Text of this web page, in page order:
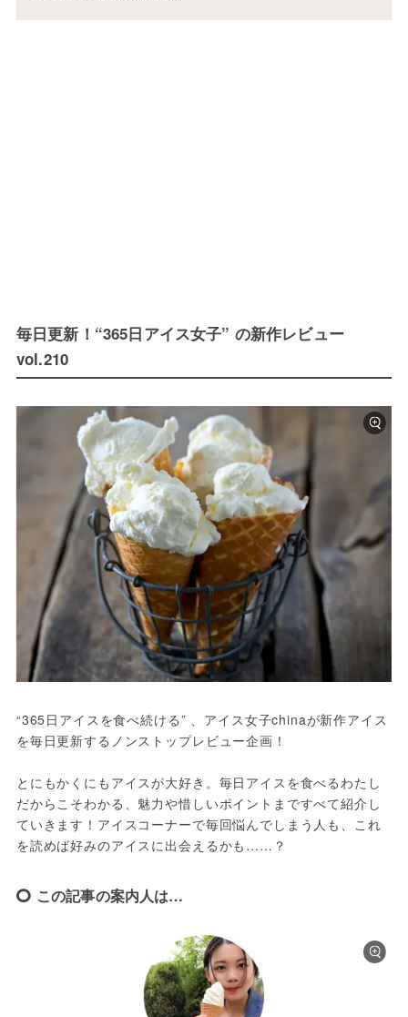
毎日更新！“365日アイス女子” の新作レビュー
vol.210
“365日アイスを食べ続ける” 、アイス女子chinaが新作アイス
を毎日更新するノンストップレビュー企画！
とにもかくにもアイスが大好き。毎日アイスを食べるわたし
だからこそわかる、魅力や惜しいポイントまですべて紹介し
ていきます！アイスコーナーで毎回悩んでしまう人も、これ
を読めば好みのアイスに出会えるかも……？
この記事の案内人は…